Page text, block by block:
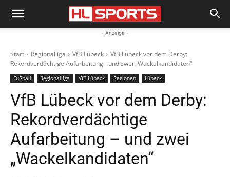
- Anzeige -
Start Regionalliga VfB Lübeck
VfB Lübeck vor dem Derby:
Rekordverdächtige Aufarbeitung - und zwei „Wackelkandidaten“
Fußball Regionalliga VfB Lübeck Regionen Lübeck
VfB Lübeck vor dem Derby:
Rekordverdächtige
Aufarbeitung – und zwei
„Wackelkandidaten“